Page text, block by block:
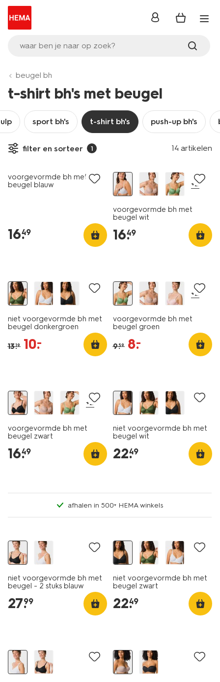
waar ben je naar op zoek?
inloggen
beugel bh
t-shirt bh's met beugel
sport bh's t-shirt bh's push-up bh's
filter en sorteer 1 14 artikelen
voorgevormde bh met
beugel blauw
16.
49
+2
voorgevormde bh met
beugel wit
16.
49
niet voorgevormde bh met
beugel donkergroen
13.19 10.
–
+2
voorgevormde bh met
beugel groen
9.59 8.
–
+2
voorgevormde bh met
beugel zwart
16.
49
niet voorgevormde bh met
beugel wit
22.
49
afhalen in 500+ HEMA winkels
niet voorgevormde bh met
beugel - 2 stuks blauw
27.
99
niet voorgevormde bh met
beugel zwart
22.
49